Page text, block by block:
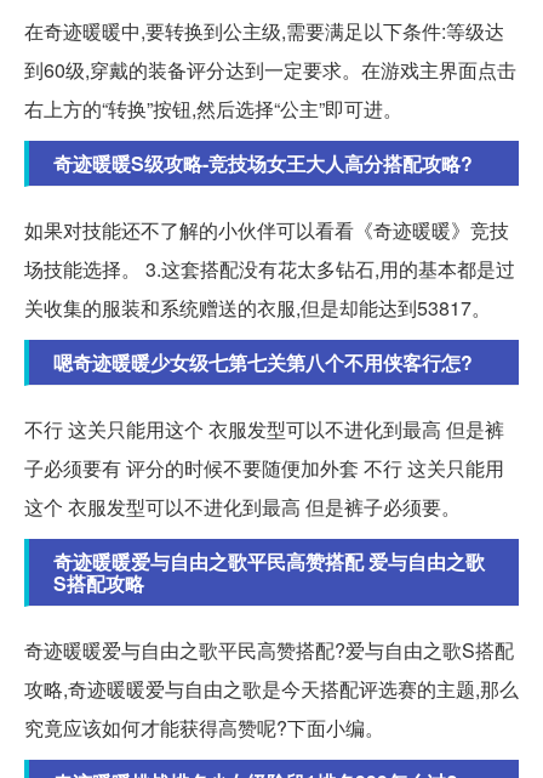
在奇迹暖暖中,要转换到公主级,需要满足以下条件:等级达
到60级,穿戴的装备评分达到一定要求。在游戏主界面点击
右上方的“转换”按钮,然后选择“公主”即可进。
奇迹暖暖S级攻略-竞技场女王大人高分搭配攻略?
如果对技能还不了解的小伙伴可以看看《奇迹暖暖》竞技
场技能选择。 3.这套搭配没有花太多钻石,用的基本都是过
关收集的服装和系统赠送的衣服,但是却能达到53817。
嗯奇迹暖暖少女级七第七关第八个不用侠客行怎?
不行 这关只能用这个 衣服发型可以不进化到最高 但是裤
子必须要有 评分的时候不要随便加外套 不行 这关只能用
这个 衣服发型可以不进化到最高 但是裤子必须要。
奇迹暖暖爱与自由之歌平民高赞搭配 爱与自由之歌
S搭配攻略
奇迹暖暖爱与自由之歌平民高赞搭配?爱与自由之歌S搭配
攻略,奇迹暖暖爱与自由之歌是今天搭配评选赛的主题,那么
究竟应该如何才能获得高赞呢?下面小编。